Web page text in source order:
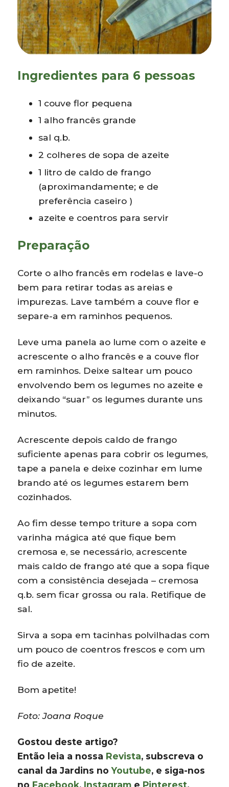
Ingredientes para 6 pessoas
1 couve flor pequena
1 alho francês grande
sal q.b.
2 colheres de sopa de azeite
1 litro de caldo de frango
(aproximandamente; e de
preferência caseiro )
azeite e coentros para servir
Preparação
Corte o alho francês em rodelas e lave-o
bem para retirar todas as areias e
impurezas. Lave também a couve flor e
separe-a em raminhos pequenos.
Leve uma panela ao lume com o azeite e
acrescente o alho francês e a couve flor
em raminhos. Deixe saltear um pouco
envolvendo bem os legumes no azeite e
deixando “suar” os legumes durante uns
minutos.
Acrescente depois caldo de frango
suficiente apenas para cobrir os legumes,
tape a panela e deixe cozinhar em lume
brando até os legumes estarem bem
cozinhados.
Ao fim desse tempo triture a sopa com
varinha mágica até que fique bem
cremosa e, se necessário, acrescente
mais caldo de frango até que a sopa fique
com a consistência desejada – cremosa
q.b. sem ficar grossa ou rala. Retifique de
sal.
Sirva a sopa em tacinhas polvilhadas com
um pouco de coentros frescos e com um
fio de azeite.
Bom apetite!
Foto: Joana Roque
Gostou deste artigo?
Então leia a nossa Revista, subscreva o
canal da Jardins noYoutube, e siga-nos
no Facebook, Instagram e Pinterest.